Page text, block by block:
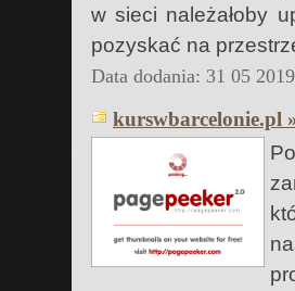
w sieci należałoby
pozyskać na
Data dodania: 31 05
kurswbarcelonie.pl